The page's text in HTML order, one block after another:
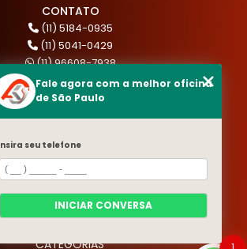
CONTATO
(11) 5184-0935
(11) 5041-0429
(11) 96608-7938
MENU
HOME
QUEM SOMOS
SERVIÇOS
BLOG
CATEGORIAS
Fale agora com a melhor oficina
de São Paulo
seu telefone
INICIAR CONVERSA